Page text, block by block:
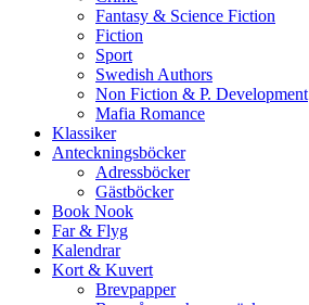
Fantasy & Science Fiction
Fiction
Sport
Swedish Authors
Non Fiction & P. Development
Mafia Romance
Klassiker
Anteckningsböcker
Adressböcker
Gästböcker
Book Nook
Far & Flyg
Kalendrar
Kort & Kuvert
Brevpapper